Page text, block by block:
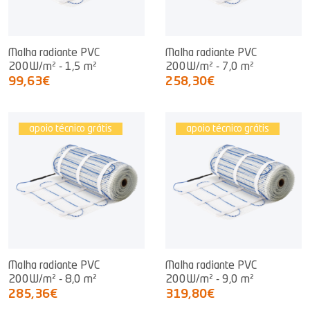
Malha radiante PVC
200W/m² - 1,5 m²
99,63€
Malha radiante PVC
200W/m² - 7,0 m²
258,30€
apoio técnico grátis
Malha radiante PVC
200W/m² - 8,0 m²
285,36€
apoio técnico grátis
Malha radiante PVC
200W/m² - 9,0 m²
319,80€